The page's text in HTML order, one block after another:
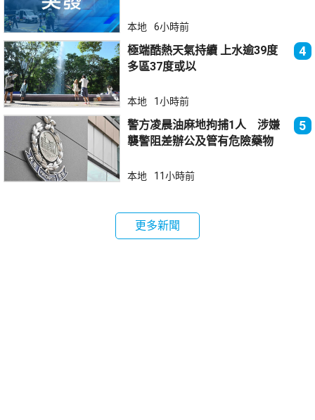
本地 6小時前
極端酷熱天氣持續 上水逾39度
多區37度或以
4
本地 1小時前
警方凌晨油麻地拘捕1人 涉嫌
襲警阻差辦公及管有危險藥物
5
本地 11小時前
更多新聞